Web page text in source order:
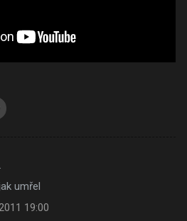
umřel
19:00